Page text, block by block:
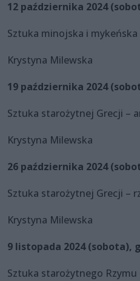
12 października 2024
Sztuka minojska i mykeńska
Krystyna Milewska
19 października 2024
Sztuka starożytnej Grecji –
Krystyna Milewska
26 października 2024
Sztuka starożytnej Grecji –
Krystyna Milewska
9 listopada 2024 (sobota),
Sztuka starożytnego